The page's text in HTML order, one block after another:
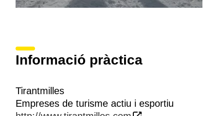
Informació pràctica
Tirantmilles
Empreses de turisme actiu i esportiu